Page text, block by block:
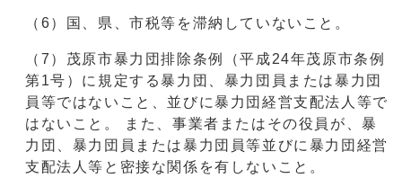
（6）国、県、市税等を滞納していないこと。
（7）茂原市暴力団排除条例（平成24年茂原市条例
第1号）に規定する暴力団、暴力団員または暴力団
員等ではないこと、並びに暴力団経営支配法人等で
はないこと。 また、事業者またはその役員が、暴
力団、暴力団員または暴力団員等並びに暴力団経営
支配法人等と密接な関係を有しないこと。